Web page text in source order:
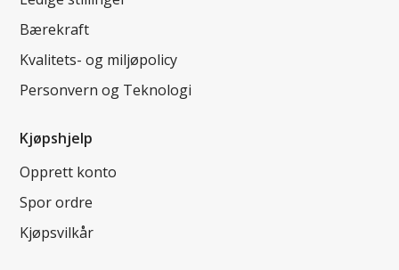
Bærekraft
Kvalitets- og miljøpolicy
Personvern og Teknologi
Kjøpshjelp
Opprett konto
Spor ordre
Kjøpsvilkår